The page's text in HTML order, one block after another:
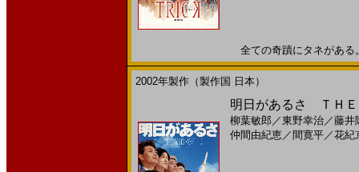
全ての奇蹟にタネがあ
2002年製作（製作国 日本）
明日があるさ ＴＨ
柳葉敏郎 ／東野幸治／藤井
仲間由紀恵／ 間寛平／花紀